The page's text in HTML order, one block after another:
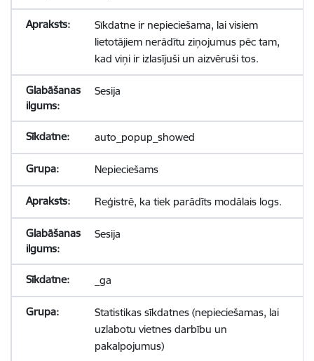
Sīkdatne ir nepieciešama, lai visiem
lietotājiem nerādītu ziņojumus pēc tam,
kad viņi ir izlasījuši un aizvēruši tos.
Sesija
auto_popup_showed
Nepieciešams
Reģistrē, ka tiek parādīts modālais logs.
Sesija
_ga
Statistikas sīkdatnes (nepieciešamas, lai
uzlabotu vietnes darbību un
pakalpojumus)